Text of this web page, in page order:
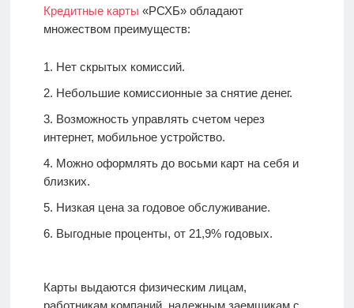
Кредитные карты «РСХБ» обладают
множеством преимуществ:
Нет скрытых комиссий.
Небольшие комиссионные за снятие денег.
Возможность управлять счетом через
интернет, мобильное устройство.
Можно оформлять до восьми карт на себя и
близких.
Низкая цена за годовое обслуживание.
Выгодные проценты, от 21,9% годовых.
Карты выдаются физическим лицам,
работникам компаний, надежным заемщикам с